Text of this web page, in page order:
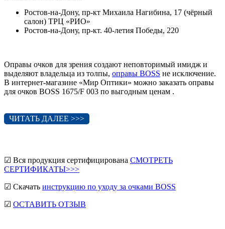
Ростов-на-Дону, пр-кт Михаила Нагибина, 17 (чёрный
салон) ТРЦ «РИО»
Ростов-на-Дону, пр-кт. 40-летия Победы, 220
Оправы очков для зрения создают неповторимый имидж и
выделяют владельца из толпы, оправы BOSS не исключение.
В интернет-магазине «Мир Оптики» можно заказать оправы
для очков BOSS 1675/F 003 по выгодным ценам .
ЧИТАТЬ ДАЛЕЕ >>>
☑ Вся продукция сертифицирована СМОТРЕТЬ
СЕРТИФИКАТЫ>>>
☑ Скачать инструкцию по уходу за очками BOSS
☑ ОСТАВИТЬ ОТЗЫВ